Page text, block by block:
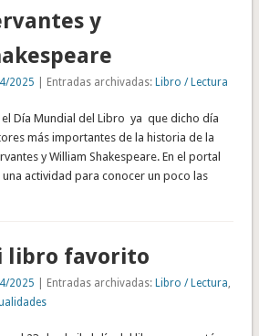
y
2025 | Entradas archivadas:Libro / Lectura
el Día Mundial del Libro ya que dicho día
más importantes de la historia de la
y William Shakespeare. En el portal
actividad para conocer un poco las
libro favorito
2025 | Entradas archivadas:Libro / Lectura